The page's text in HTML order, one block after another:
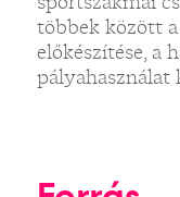
többek között
előkészítése, a
pályahasználat